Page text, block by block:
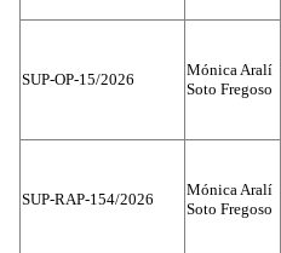
SUP-OP-15/2026
Mónica Aralí
Soto Fregoso
SUP-RAP-154/2026
Mónica Aralí
Soto Fregoso